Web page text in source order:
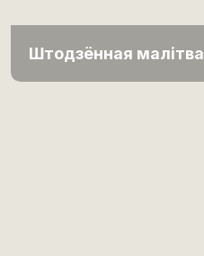
Штодзённая малітва